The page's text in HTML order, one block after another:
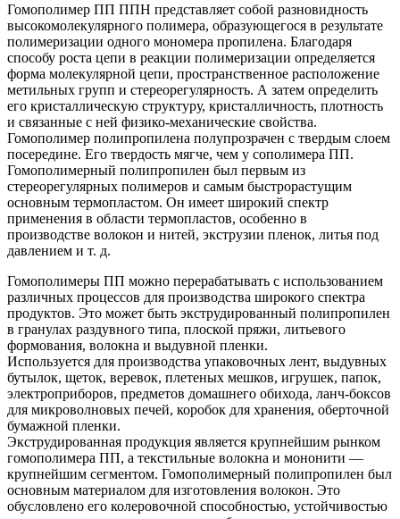
Гомополимер ПП ППН представляет собой разновидность
высокомолекулярного полимера, образующегося в результате
полимеризации одного мономера пропилена. Благодаря
способу роста цепи в реакции полимеризации определяется
форма молекулярной цепи, пространственное расположение
метильных групп и стереорегулярность. А затем определить
его кристаллическую структуру, кристалличность, плотность
и связанные с ней физико-механические свойства.
Гомополимер полипропилена полупрозрачен с твердым слоем
посередине. Его твердость мягче, чем у сополимера ПП.
Гомополимерный полипропилен был первым из
стереорегулярных полимеров и самым быстрорастущим
основным термопластом. Он имеет широкий спектр
применения в области термопластов, особенно в
производстве волокон и нитей, экструзии пленок, литья под
давлением и т. д.
Гомополимеры ПП можно перерабатывать с использованием
различных процессов для производства широкого спектра
продуктов. Это может быть экструдированный полипропилен
в гранулах раздувного типа, плоской пряжи, литьевого
формования, волокна и выдувной пленки.
Используется для производства упаковочных лент, выдувных
бутылок, щеток, веревок, плетеных мешков, игрушек, папок,
электроприборов, предметов домашнего обихода, ланч-боксов
для микроволновых печей, коробок для хранения, оберточной
бумажной пленки.
Экструдированная продукция является крупнейшим рынком
гомополимера ПП, а текстильные волокна и мононити —
крупнейшим сегментом. Гомополимерный полипропилен был
основным материалом для изготовления волокон. Это
обусловлено его колеровочной способностью, устойчивостью